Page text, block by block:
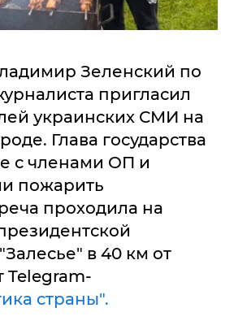
Зеленский по
пригласил
украинских СМИ на
Глава государства
с членами ОП и
пожарить
проходила на
в 40 км от
Telegram-
страны".